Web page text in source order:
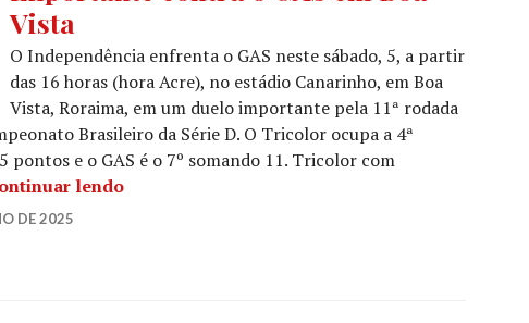
Vista
O Independência enfrenta o GAS neste sábado, 5, a partir
das 16 horas (hora Acre), no estádio Canarinho, em Boa
Vista, Roraima, em um duelo importante pela 11ª rodada
Brasileiro da Série D. O Tricolor ocupa a 4ª
pontos e o GAS é o 7º somando 11. Tricolor com
lendo
DE 2025